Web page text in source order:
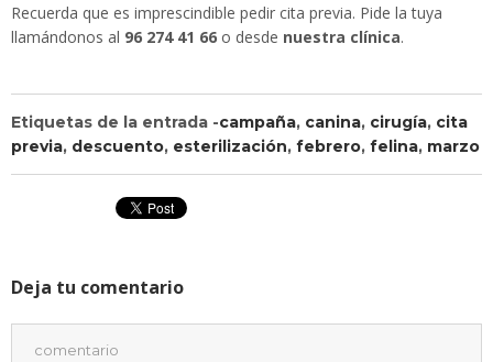
Recuerda que es imprescindible pedir cita previa. Pide la tuya
llamándonos al 96 274 41 66 o desde nuestra clínica.
Etiquetas de la entrada -campaña, canina, cirugía, cita
previa, descuento, esterilización, febrero, felina, marzo
Deja tu comentario